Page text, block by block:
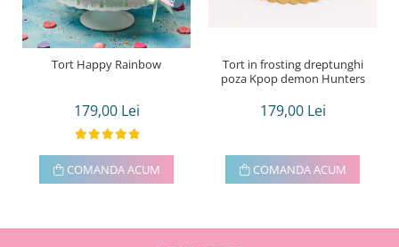
Tort Happy Rainbow
179,00 Lei
COMANDA ACUM
Tort in frosting dreptunghi
poza Kpop demon Hunters
179,00 Lei
COMANDA ACUM